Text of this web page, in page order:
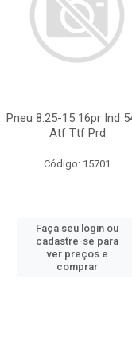
Pneu 8.25-15 16pr Ind
Atf Ttf Prd
Código: 15701
Faça seu login ou
cadastre-se para
ver preços e
comprar